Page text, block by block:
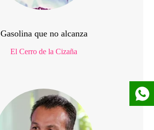
Gasolina que no alcanza
El Cerro de la Cizaña